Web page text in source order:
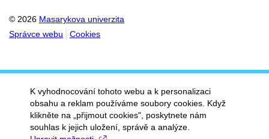
© 2026 Masarykova univerzita
Správce webu
Cookies
K vyhodnocování tohoto webu a k personalizaci
obsahu a reklam používáme soubory cookies. Když
klikněte na „přijmout cookies", poskytnete nám
souhlas k jejich uložení, správě a analýze.